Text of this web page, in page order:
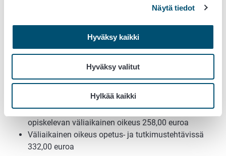
Näytä tiedot
Hyväksy kaikki
Hyväksy valitut
Hylkää kaikki
Suomessa eläinlääketiedettä opiskelevan
väliaikainen oikeus
ensimmäinen ilmoitus 62,00 euroa
jatkohakemuksen perusteella myönnettävä
oikeus 112,00 euroa
Muualla kuin Suomessa eläinlääketiedettä
opiskelevan väliaikainen oikeus 258,00 euroa
Väliaikainen oikeus opetus- ja tutkimustehtävissä
332,00 euroa